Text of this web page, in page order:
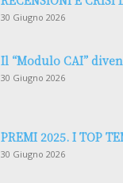
30 Giugno 2026
Il “Modulo CAI”
30 Giugno 2026
PREMI 2025. I TOP
30 Giugno 2026